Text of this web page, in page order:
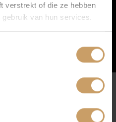
verstrekt of die ze hebben
van hun services.
Baaij